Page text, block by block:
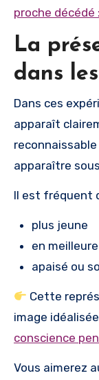
proche
La
dans
Dans ces
apparaît
apparaître
Il est fréquent
plus jeune
en
apaisé ou
Cette
image
conscience
Vous aimerez